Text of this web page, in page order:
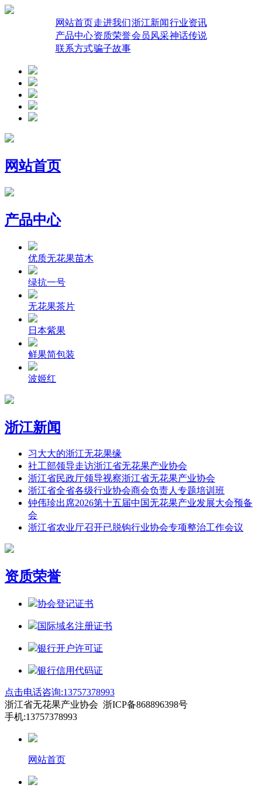
网站首页走进我们浙江新闻行业资讯
产品中心资质荣誉会员风采神话传说
联系方式骗子故事
网站首页
产品中心
优质无花果苗木
绿抗一号
无花果茶片
日本紫果
鲜果简包装
波姬红
浙江新闻
习大大的浙江无花果缘
社工部领导走访浙江省无花果产业协会
浙江省民政厅领导视察浙江省无花果产业协会
浙江省全省各级行业协会商会负责人专题培训班
钟伟珍出席2026第十五届中国无花果产业发展大会预备
会
浙江省农业厅召开已脱钩行业协会专项整治工作会议
资质荣誉
协会登记证书
国际域名注册证书
银行开户许可证
银行信用代码证
点击电话咨询:13757378993
浙江省无花果产业协会 浙ICP备868896398号
手机:13757378993
网站首页